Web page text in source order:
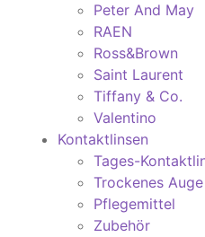
Peter And May
RAEN
Ross&Brown
Saint Laurent
Tiffany & Co.
Valentino
Kontaktlinsen
Tages-
Trockenes Auge
Pflegemittel
Zubehör